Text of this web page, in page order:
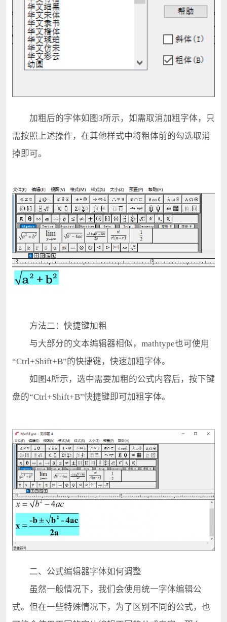
加粗后的字体如图3所示，如需取消加粗字体，只
需按照上述操作，在其他样式中将粗体前的勾选取消
掉即可。
方法二：快捷键加粗
与大部分的文本编辑器相似，mathtype也可使用
“Ctrl+Shift+B”的快捷键，快速加粗字体。
如图4所示，选中需要加粗的公式内容后，按下键
盘的“Ctrl+Shift+B”快捷键即可加粗字体。
二、公式编辑器字体如何调整
虽然一般情况下，我们会使用统一字体编辑公
式。但在一些特殊情况下，为了区别不同的公式，也